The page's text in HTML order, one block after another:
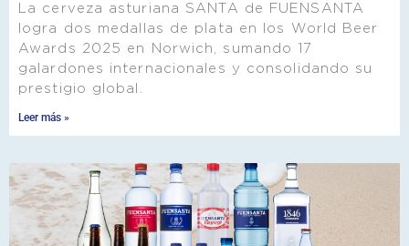
La cerveza asturiana SANTA de FUENSANTA
logra dos medallas de plata en los World Beer
Awards 2025 en Norwich, sumando 17
galardones internacionales y consolidando su
prestigio global.
Leer más »